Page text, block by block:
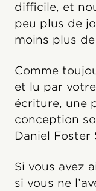
difficile, et
peu plus de
moins plus
Comme
et lu par
écriture, une
conception
Daniel Foster
Si vous avez
si vous ne